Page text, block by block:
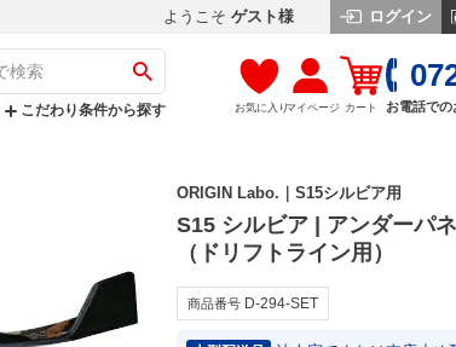
ようこそ ゲスト様 ログイン
こだわり条件から探す お気に入りマイページ カート お電話で
ORIGIN Labo.｜S15シルビア用
S15 シルビア | アンダーパ
（ドリフトライン用）
商品番号 D-294-SET